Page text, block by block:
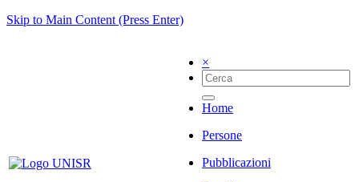
Skip to Main Content (Press Enter)
×
Home
Persone
Pubblicazioni